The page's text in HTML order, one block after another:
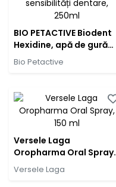
BIO PETACTIVE Biodent
Hexidine, apă de gură
soluție câini,
respirației, flacon,
sensibilități dentare,
250ml
Bio Petactive
Versele Laga
Oropharma Oral Spray,
150 ml
Versele Laga